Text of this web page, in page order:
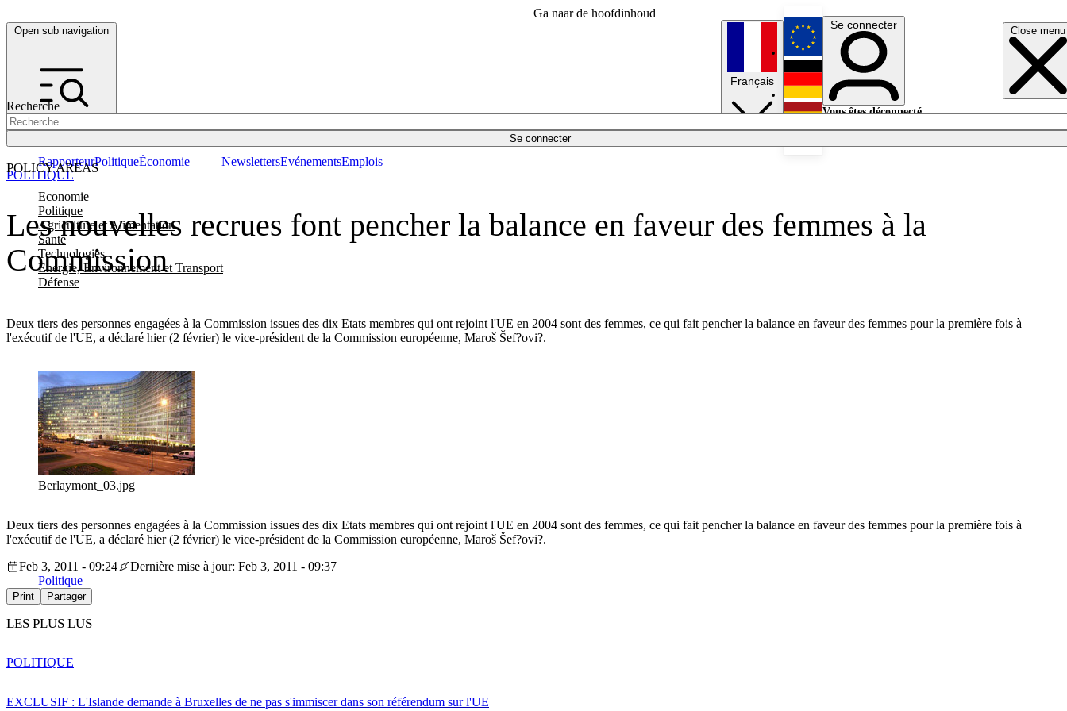
Ga naar de hoofdinhoud
Open sub navigation Close menu
Recherche
Se connecter
POLICY AREAS
Economie
Politique
Agriculture et Alimentation
Santé
Technologies
Energie, Environnement et Transport
Défense
RapporteurPolitiqueÉconomie NewslettersEvénementsEmplois
Français
English
Deutsch
Se connecter
Vous êtes déconnecté.
Les nouvelles recrues font pencher la balance en faveur des femmes à la
Commission
Deux tiers des personnes engagées à la Commission issues des dix Etats membres qui ont rejoint l'UE en 2004 sont des femmes, ce qui fait pencher la balance en faveur des femmes pour la première fois à
l'exécutif de l'UE, a déclaré hier (2 février) le vice-président de la Commission européenne, Maroš Šef?ovi?.
POLITIQUE
Berlaymont_03.jpg
Deux tiers des personnes engagées à la Commission issues des dix Etats membres qui ont rejoint l'UE en 2004 sont des femmes, ce qui fait pencher la balance en faveur des femmes pour la première fois à
l'exécutif de l'UE, a déclaré hier (2 février) le vice-président de la Commission européenne, Maroš Šef?ovi?.
Feb 3, 2011 - 09:24
Dernière mise à jour: Feb 3, 2011 - 09:37
Politique
Print Partager
LES PLUS LUS
EXCLUSIF : L'Islande demande à Bruxelles de ne pas s'immiscer dans son référendum sur l'UE
POLITIQUE